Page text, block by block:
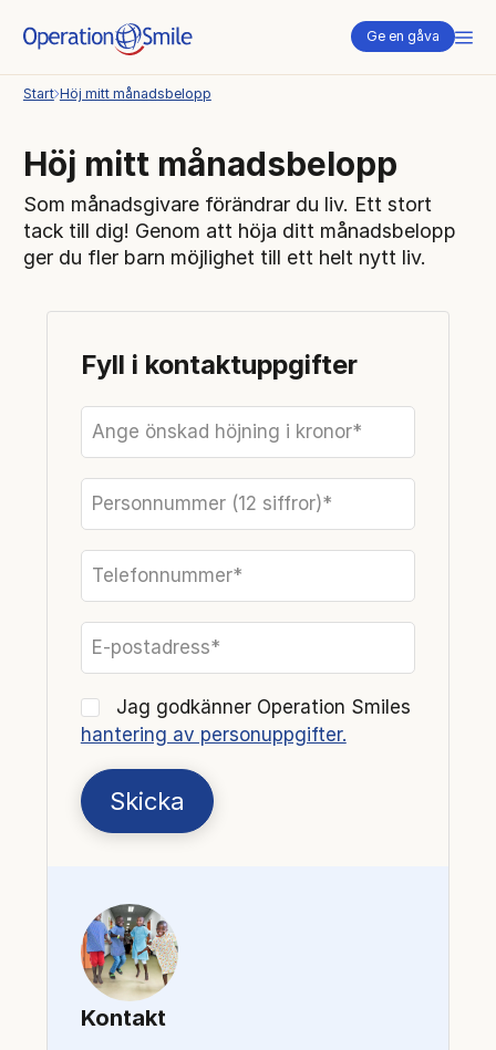
Ge en gåva
Start Höj mitt månadsbelopp
Höj mitt månadsbelopp
Som månadsgivare förändrar du liv. Ett stort
tack till dig! Genom att höja ditt månadsbelopp
ger du fler barn möjlighet till ett helt nytt liv.
Fyll i kontaktuppgifter
Ange önskad höjning i kronor*
Personnummer (12 siffror)*
Telefonnummer*
E-postadress*
Jag godkänner Operation Smiles
hantering av personuppgifter.
Kontakt